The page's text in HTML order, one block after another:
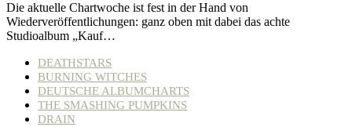
Die aktuelle Chartwoche ist fest in der Hand von
Wiederveröffentlichungen: ganz oben mit dabei das achte
Studioalbum „Kauf…
DEATHSTARS
BURNING WITCHES
DEUTSCHE ALBUMCHARTS
THE SMASHING PUMPKINS
DRAIN